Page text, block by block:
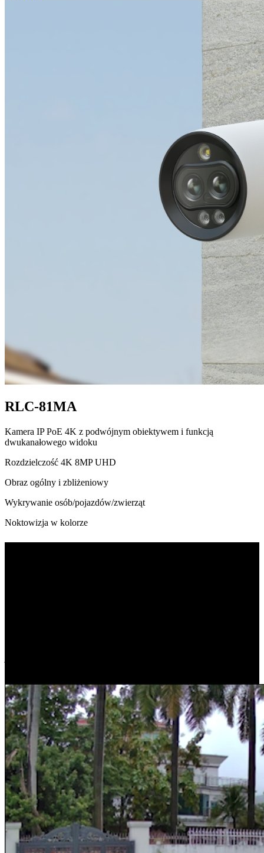
RLC-81MA
Kamera IP PoE 4K z podwójnym obiektywem i funkcją
dwukanałowego widoku
Rozdzielczość 4K 8MP UHD
Obraz ogólny i zbliżeniowy
Wykrywanie osób/pojazdów/zwierząt
Noktowizja w kolorze